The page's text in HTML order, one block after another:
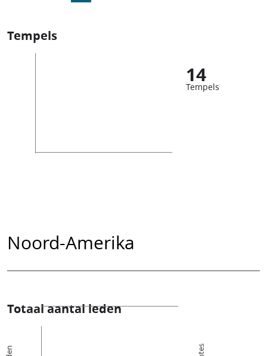
Tempels
14
Tempels
Noord-Amerika
Totaal aantal leden